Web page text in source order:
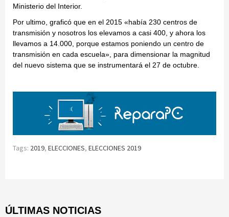
Ministerio del Interior.
Por ultimo, graficó que en el 2015 «había 230 centros de
transmisión y nosotros los elevamos a casi 400, y ahora los
llevamos a 14.000, porque estamos poniendo un centro de
transmisión en cada escuela», para dimensionar la magnitud
del nuevo sistema que se instrumentará el 27 de octubre.
Tags: 2019, ELECCIONES, ELECCIONES 2019
ÚLTIMAS NOTICIAS